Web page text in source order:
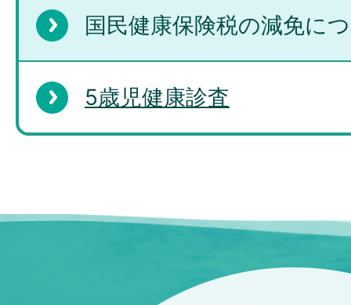
国民健康保険税の減免に
5歳児健康診査